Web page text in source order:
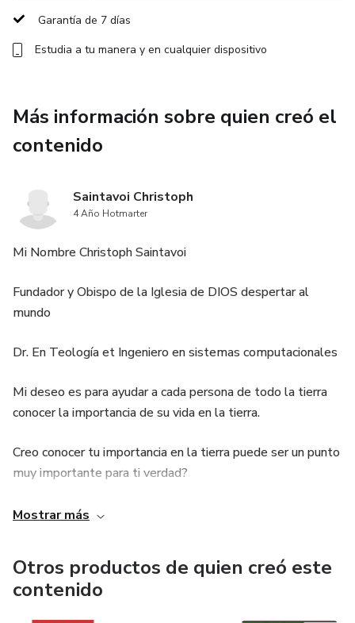
Garantía de 7 días
Estudia a tu manera y en cualquier dispositivo
Más información sobre quien creó el
contenido
Saintavoi Christoph
4 Año Hotmarter
Mi Nombre Christoph Saintavoi
Fundador y Obispo de la Iglesia de DIOS despertar al
mundo
Dr. En Teología et Ingeniero en sistemas computacionales
Mi deseo es para ayudar a cada persona de todo la tierra
conocer la importancia de su vida en la tierra.
Creo conocer tu importancia en la tierra puede ser un punto
muy importante para ti verdad?
Nuestros libros es uno de los mejores herramientas que te
gracias por preferirnos.
Mostrar más
Otros productos de quien creó este
contenido